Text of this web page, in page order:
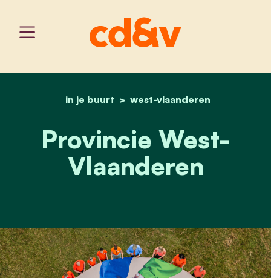
home
in je buurt west-vlaanderen
provincie west-
Provincie West-
Vlaanderen